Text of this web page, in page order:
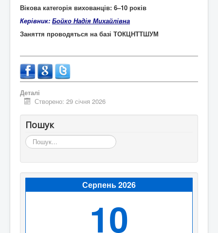
Вікова категорія вихованців: 6–10 років
Керівник: Бойко Надія Михайлівна
Заняття проводяться на базі ТОКЦНТТШУМ
Деталі
Створено: 29 січня 2026
Пошук
Пошук...
Серпень 2026
10